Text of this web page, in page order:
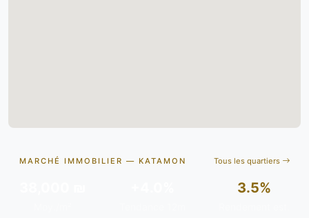
MARCHÉ IMMOBILIER — KATAMON Tous les quartiers
3.5%